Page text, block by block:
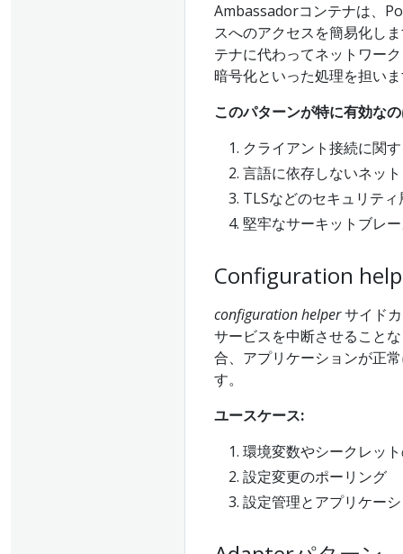
Ambassadorコンテナは、
スへのアクセスを簡易化し
テナに代わってネットワー
暗号化といった処理を担い
このパターンが特に有効な
クライアント接続に関
言語に依存しないネッ
TLSなどのセキュリテ
堅牢なサーキットブレ
Configuration
configuration helperサイド
サービスを中断させること
合、アプリケーションが正
す。
ユースケース:
環境変数やシークレッ
設定変更のポーリング
設定管理とアプリケー